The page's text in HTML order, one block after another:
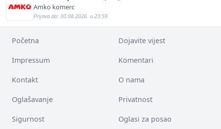
Amko komerc
Prijava do: 30.08.2026. u 23:59
Početna Dojavite vijest
Impressum Komentari
Kontakt O nama
Oglašavanje Privatnost
Sigurnost Oglasi za posao